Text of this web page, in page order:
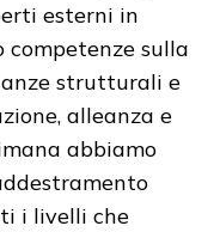
esterni in
competenze sulla
strutturali e
alleanza e
abbiamo
i livelli che